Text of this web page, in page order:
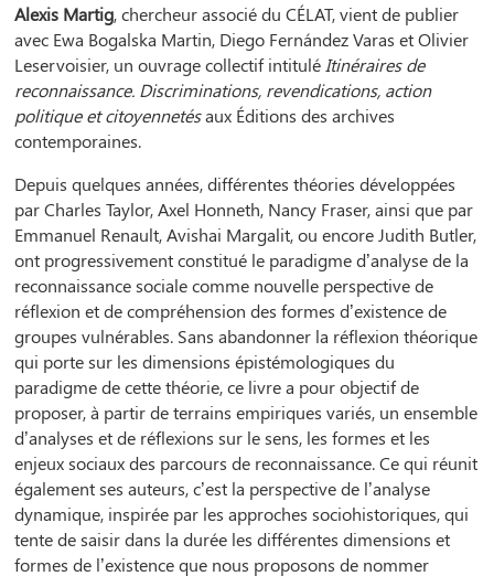
Alexis Martig, chercheur associé du CÉLAT, vient de publier
avec Ewa Bogalska Martin, Diego Fernández Varas et Olivier
Leservoisier, un ouvrage collectif intitulé Itinéraires de
reconnaissance. Discriminations, revendications, action
politique et citoyennetésaux Éditions des archives
contemporaines.
Depuis quelques années, différentes théories développées
par Charles Taylor, Axel Honneth, Nancy Fraser, ainsi que par
Emmanuel Renault, Avishai Margalit, ou encore Judith Butler,
ont progressivement constitué le paradigme d’analyse de la
reconnaissance sociale comme nouvelle perspective de
réflexion et de compréhension des formes d’existence de
groupes vulnérables. Sans abandonner la réflexion théorique
qui porte sur les dimensions épistémologiques du
paradigme de cette théorie, ce livre a pour objectif de
proposer, à partir de terrains empiriques variés, un ensemble
d’analyses et de réflexions sur le sens, les formes et les
enjeux sociaux des parcours de reconnaissance. Ce qui réunit
également ses auteurs, c’est la perspective de l’analyse
dynamique, inspirée par les approches sociohistoriques, qui
tente de saisir dans la durée les différentes dimensions et
formes de l’existence que nous proposons de nommer